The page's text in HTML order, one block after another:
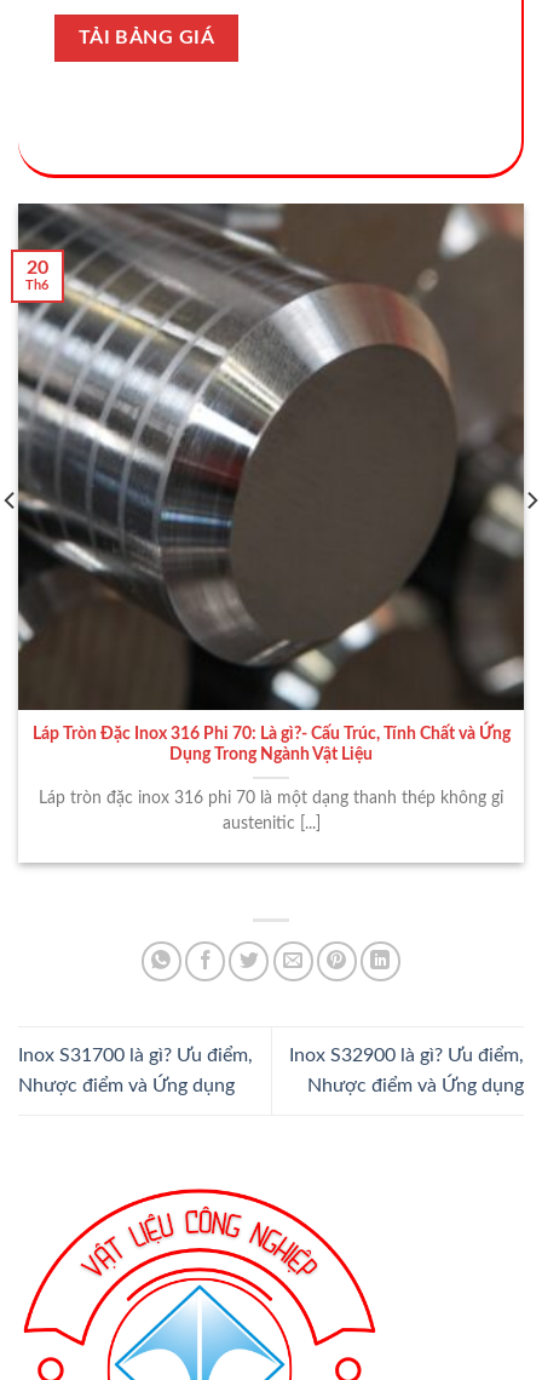
Láp Tròn Đặc Inox 316 Phi 70: Là gì?- Cấu Trúc, Tính Chất và Ứng
Dụng Trong Ngành Vật Liệu
Láp tròn đặc inox 316 phi 70 là một dạng thanh thép không gỉ
austenitic [...]
20
Th6
Inox S31700 là gì? Ưu điểm,
Nhược điểm và Ứng dụng
Inox S32900 là gì? Ưu điểm,
Nhược điểm và Ứng dụng